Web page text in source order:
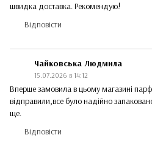
швидка доставка. Рекомендую!
Відповісти
Чайковська Людмила
15.07.2026 в 14:12
Вперше замовила в цьому магазині
відправили,все було надійно
ще.
Відповісти